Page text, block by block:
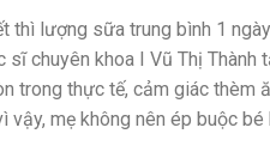
thì lượng sữa trung bình 1
sĩ chuyên khoa I Vũ Thị Thành
trong thực tế, cảm giác thèm
vậy, mẹ không nên ép buộc